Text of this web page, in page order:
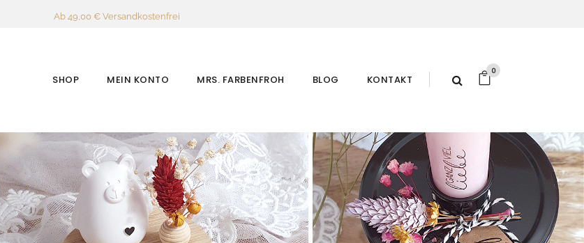
Ab 49,00 € Versandkostenfrei
SHOP MEIN KONTO MRS. FARBENFROH BLOG KONTAKT
0